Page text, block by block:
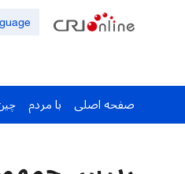
صفحه اصلی با مردم